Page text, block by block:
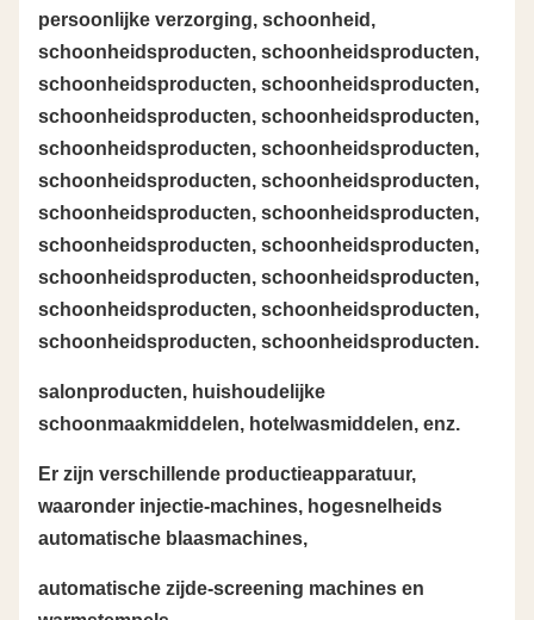
persoonlijke verzorging, schoonheid,
schoonheidsproducten, schoonheidsproducten,
schoonheidsproducten, schoonheidsproducten,
schoonheidsproducten, schoonheidsproducten,
schoonheidsproducten, schoonheidsproducten,
schoonheidsproducten, schoonheidsproducten,
schoonheidsproducten, schoonheidsproducten,
schoonheidsproducten, schoonheidsproducten,
schoonheidsproducten, schoonheidsproducten,
schoonheidsproducten, schoonheidsproducten,
schoonheidsproducten, schoonheidsproducten.
salonproducten, huishoudelijke
schoonmaakmiddelen, hotelwasmiddelen, enz.
Er zijn verschillende productieapparatuur,
waaronder injectie-machines, hogesnelheids
automatische blaasmachines,
automatische zijde-screening machines en